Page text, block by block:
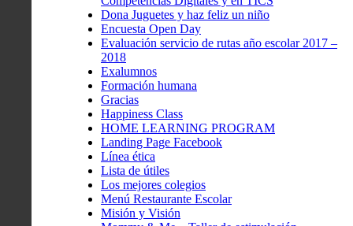
Dona Juguetes y haz feliz un niño
Encuesta Open Day
Evaluación servicio de rutas año escolar 2017 –
2018
Exalumnos
Formación humana
Gracias
Happiness Class
HOME LEARNING PROGRAM
Landing Page Facebook
Línea ética
Lista de útiles
Los mejores colegios
Menú Restaurante Escolar
Misión y Visión